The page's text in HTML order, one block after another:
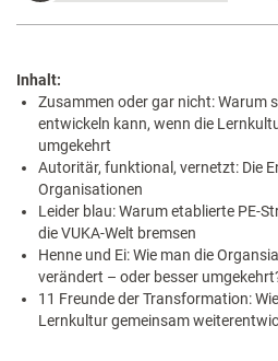
Inhalt:
Zusammen oder gar nicht: Warum
entwickeln kann, wenn die
umgekehrt
Autoritär, funktional, vernetzt: Die
Organisationen
Leider blau: Warum etablierte PE-
die VUKA-Welt bremsen
Henne und Ei: Wie man die
verändert – oder besser
11 Freunde der Transformation:
Lernkultur gemeinsam